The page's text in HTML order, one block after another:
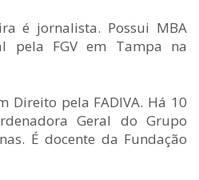
é jornalista. Possui MBA
pela FGV em Tampa na
Direito pela FADIVA. Há 10
Geral do Grupo
É docente da Fundação